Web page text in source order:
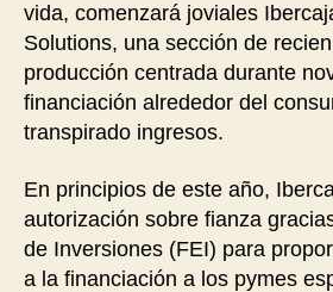
vida, comenzará joviales
Solutions, una sección de
producción centrada durante
financiación alrededor del
transpirado ingresos.
En principios de este año,
autorización sobre fianza
de Inversiones (FEI) para
a la financiación a los pymes